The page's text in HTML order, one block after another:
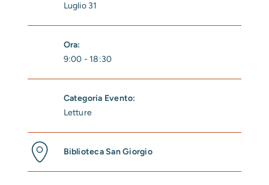
Luglio 31
Ora:
9:00 - 18:30
Categoria Evento:
Letture
Biblioteca San Giorgio